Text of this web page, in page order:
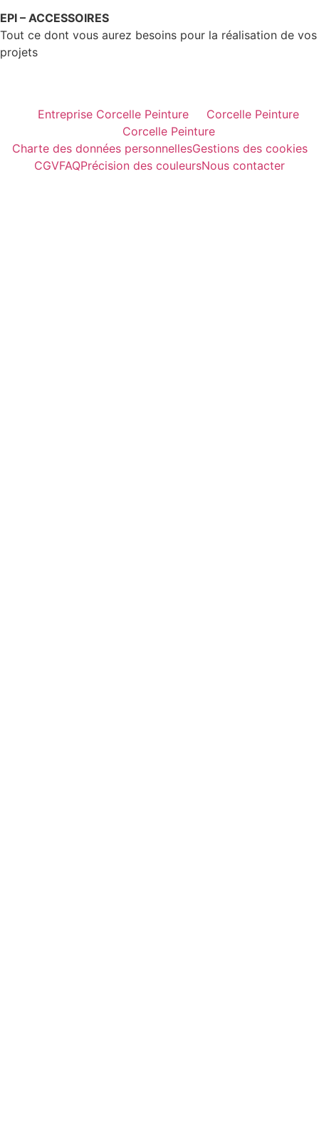
EPI – ACCESSOIRES
Tout ce dont vous aurez besoins pour la réalisation de vos
projets
Entreprise Corcelle Peinture
Corcelle Peinture
Corcelle Peinture
Charte des données personnellesGestions des cookies
CGVFAQPrécision des couleursNous contacter